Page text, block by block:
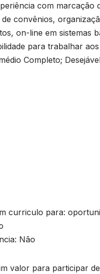
com marcação
convênios,
on-line em sistemas
para trabalhar
Completo;
curriculo para:
Não
valor para participar